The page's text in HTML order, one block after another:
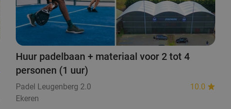
Huur padelbaan + materiaal voor 2 tot 4
personen (1 uur)
Padel Leugenberg 2.0
10.0
Ekeren